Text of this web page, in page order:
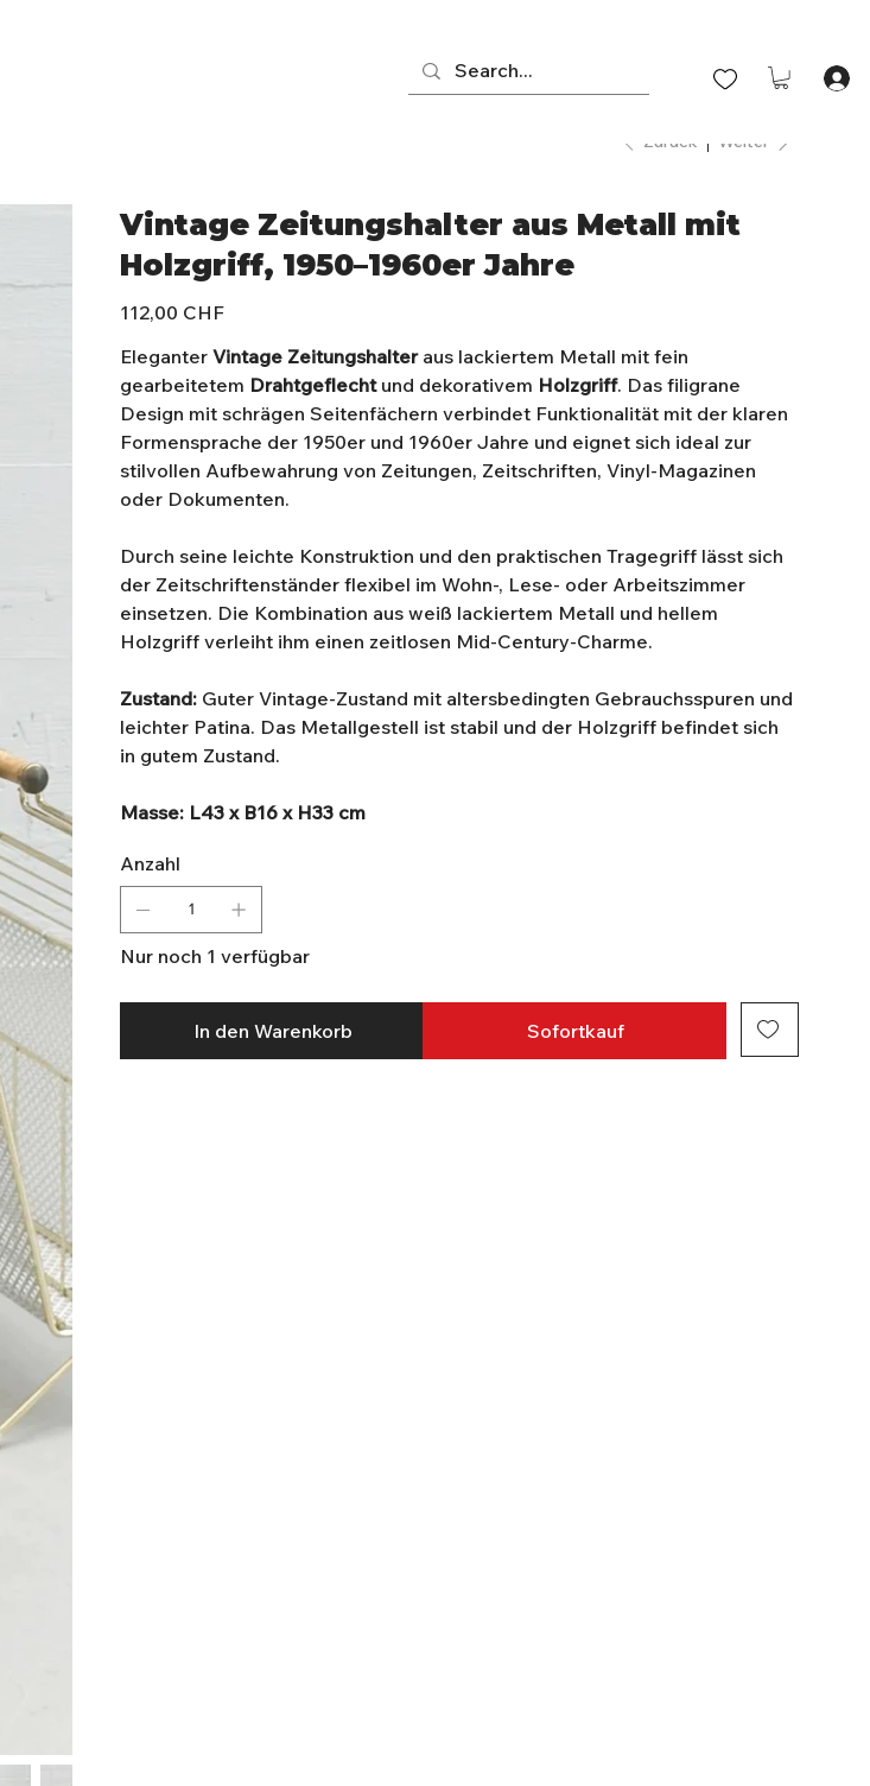
Zurück Weiter
Vintage Zeitungshalter aus Metall mit
Holzgriff, 1950–1960er Jahre
Preis
112,00 CHF
EleganterVintage Zeitungshalteraus lackiertem Metall mit fein
gearbeitetem Drahtgeflechtund dekorativem Holzgriff. Das filigrane
Design mit schrägen Seitenfächern verbindet Funktionalität mit der klaren
Formensprache der 1950er und 1960er Jahre und eignet sich ideal zur
stilvollen Aufbewahrung von Zeitungen, Zeitschriften, Vinyl-Magazinen
oder Dokumenten.
Durch seine leichte Konstruktion und den praktischen Tragegriff lässt sich
der Zeitschriftenständer flexibel im Wohn-, Lese- oder Arbeitszimmer
einsetzen. Die Kombination aus weiß lackiertem Metall und hellem
Holzgriff verleiht ihm einen zeitlosen Mid-Century-Charme.
Zustand: Guter Vintage-Zustand mit altersbedingten Gebrauchsspuren und
leichter Patina. Das Metallgestell ist stabil und der Holzgriff befindet sich
in gutem Zustand.
Masse: L43 x B16 x H33 cm
Anzahl
Nur noch 1 verfügbar
In den Warenkorb Sofortkauf